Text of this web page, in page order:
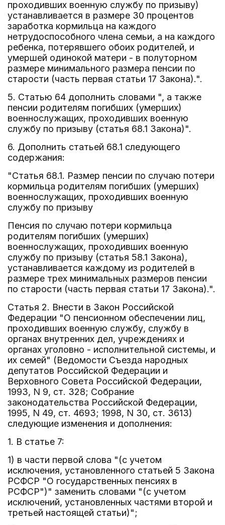
проходивших военную службу по призыву)
устанавливается в размере 30 процентов
заработка кормильца на каждого
нетрудоспособного члена семьи, а на каждого
ребенка, потерявшего обоих родителей, и
умершей одинокой матери - в полуторном
размере минимального размера пенсии по
старости (часть первая статьи 17 Закона).".
5. Статью 64 дополнить словами ", а также
пенсии родителям погибших (умерших)
военнослужащих, проходивших военную
службу по призыву (статья 68.1 Закона)".
6. Дополнить статьей 68.1 следующего
содержания:
"Статья 68.1. Размер пенсии по случаю потери
кормильца родителям погибших (умерших)
военнослужащих, проходивших военную
службу по призыву
Пенсия по случаю потери кормильца
родителям погибших (умерших)
военнослужащих, проходивших военную
службу по призыву (статья 58.1 Закона),
устанавливается каждому из родителей в
размере трех минимальных размеров пенсии
по старости (часть первая статьи 17 Закона).".
Статья 2. Внести в Закон Российской
Федерации "О пенсионном обеспечении лиц,
проходивших военную службу, службу в
органах внутренних дел, учреждениях и
органах уголовно - исполнительной системы, и
их семей" (Ведомости Съезда народных
депутатов Российской Федерации и
Верховного Совета Российской Федерации,
1993, N 9, ст. 328; Собрание
законодательства Российской Федерации,
1995, N 49, ст. 4693; 1998, N 30, ст. 3613)
следующие изменения и дополнения:
1. В статье 7:
1) в части первой слова "(с учетом
исключения, установленного статьей 5 Закона
РСФСР "О государственных пенсиях в
РСФСР")" заменить словами "(с учетом
исключений, установленных частями второй и
третьей настоящей статьи)";